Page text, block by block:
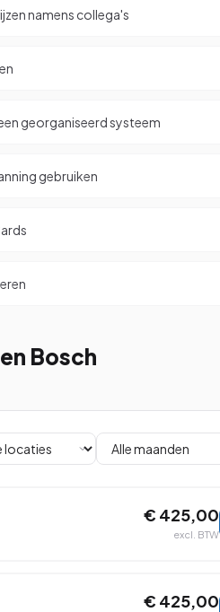
namens collega's
georganiseerd systeem
gebruiken
Bosch
€ 425,00
excl. BTW
€ 425,00